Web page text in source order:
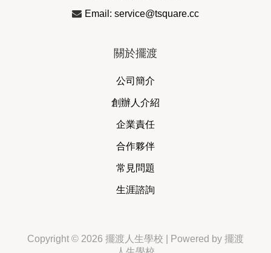
Email: service@tsquare.cc
關於擺渡
公司簡介
創辦人介紹
企業責任
合作夥伴
常見問題
生涯諮詢
Copyright © 2026 擺渡人生學校 | Powered by 擺渡